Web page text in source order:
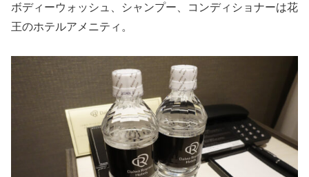
ボディーウォッシュ、シャンプー、コンディショナーは花
王のホテルアメニティ。